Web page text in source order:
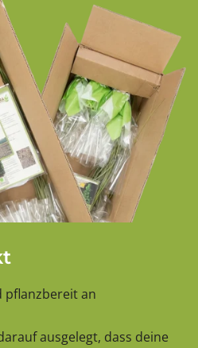
pflanzbereit an
ausgelegt, dass deine